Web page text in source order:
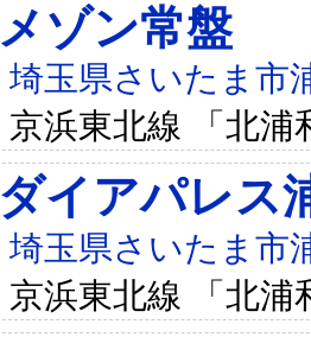
メゾン常盤
埼玉県さいたま市
京浜東北線 「北浦
ダイアパレス
埼玉県さいたま市
京浜東北線 「北浦